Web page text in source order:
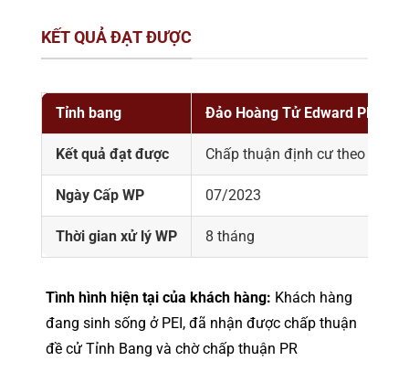
KẾT QUẢ ĐẠT ĐƯỢC
Tỉnh bang Đảo Hoàng Tử Edward PEI
Kết quả đạt được Chấp thuận định cư theo
Ngày Cấp WP 07/2023
Thời gian xử lý WP 8 tháng
Tình hình hiện tại của khách hàng: Khách hàng
đang sinh sống ở PEI, đã nhận được chấp thuận
đề cử Tỉnh Bang và chờ chấp thuận PR